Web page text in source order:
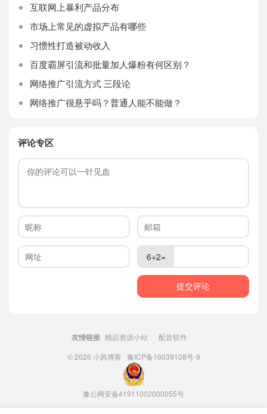
互联网上暴利产品分布
市场上常见的虚拟产品有哪些
习惯性打造被动收入
百度霸屏引流和批量加人爆粉有何区别？
网络推广引流方式 三段论
网络推广很悬乎吗？普通人能不能做？
评论专区
6+2=
友情链接 精品资源小站
配音软件
© 2026 小风博客 豫ICP备16039108号-9
豫公网安备41911002000055号